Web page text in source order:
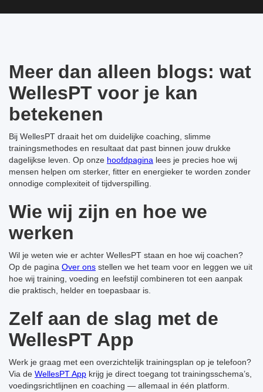
Meer dan alleen blogs: wat
WellesPT voor je kan
betekenen
Bij WellesPT draait het om duidelijke coaching, slimme
trainingsmethodes en resultaat dat past binnen jouw drukke
dagelijkse leven. Op onze hoofdpagina lees je precies hoe wij
mensen helpen om sterker, fitter en energieker te worden zonder
onnodige complexiteit of tijdverspilling.
Wie wij zijn en hoe we
werken
Wil je weten wie er achter WellesPT staan en hoe wij coachen?
Op de pagina Over ons stellen we het team voor en leggen we uit
hoe wij training, voeding en leefstijl combineren tot een aanpak
die praktisch, helder en toepasbaar is.
Zelf aan de slag met de
WellesPT App
Werk je graag met een overzichtelijk trainingsplan op je telefoon?
Via de WellesPT App krijg je direct toegang tot trainingsschema’s,
voedingsrichtlijnen en coaching — allemaal in één platform.